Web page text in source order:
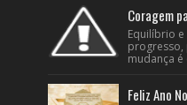
Coragem
Equilíbrio
progresso,
mudança
Feliz Ano